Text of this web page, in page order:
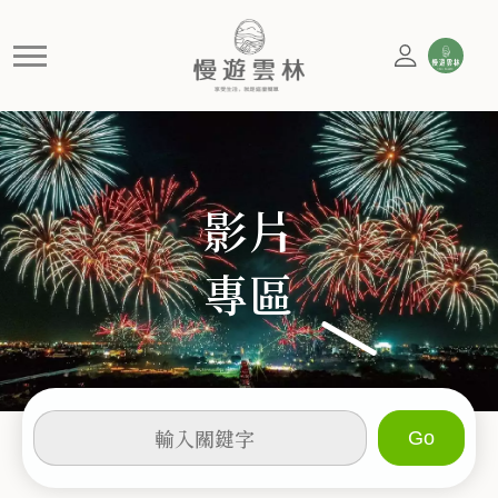
慢遊
慢遊雲林，享受生活 就是這麼簡單
影片
專區
輸
入